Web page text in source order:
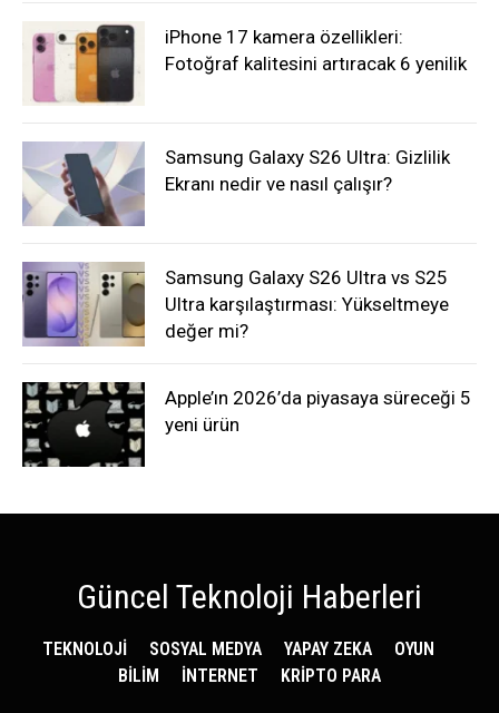
iPhone 17 kamera özellikleri:
Fotoğraf kalitesini artıracak 6 yenilik
Samsung Galaxy S26 Ultra: Gizlilik
Ekranı nedir ve nasıl çalışır?
Samsung Galaxy S26 Ultra vs S25
Ultra karşılaştırması: Yükseltmeye
değer mi?
Apple’ın 2026’da piyasaya süreceği 5
yeni ürün
Güncel Teknoloji Haberleri
TEKNOLOJİ SOSYAL MEDYA YAPAY ZEKA
OYUN
BİLİM
İNTERNET KRİPTO PARA